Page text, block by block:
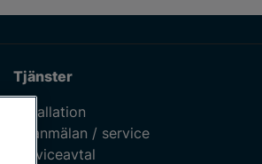
Tjänster
Installation
Felanmälan / service
Serviceavtal